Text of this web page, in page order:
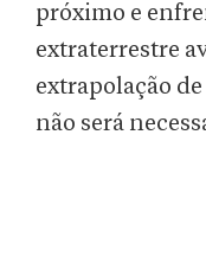
próximo e
extraterrestre
extrapolação
não será